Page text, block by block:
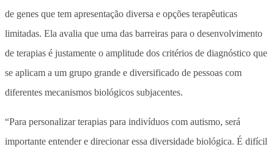
de genes que tem apresentação diversa e opções terapêuticas
limitadas. Ela avalia que uma das barreiras para o desenvolvimento
de terapias é justamente o amplitude dos critérios de diagnóstico que
se aplicam a um grupo grande e diversificado de pessoas com
diferentes mecanismos biológicos subjacentes.
“Para personalizar terapias para indivíduos com autismo, será
importante entender e direcionar essa diversidade biológica. É difícil